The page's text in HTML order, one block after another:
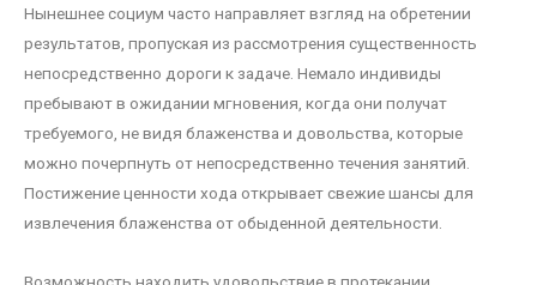
Нынешнее социум часто направляет взгляд на обретении
результатов, пропуская из рассмотрения существенность
непосредственно дороги к задаче. Немало индивиды
пребывают в ожидании мгновения, когда они получат
требуемого, не видя блаженства и довольства, которые
можно почерпнуть от непосредственно течения занятий.
Постижение ценности хода открывает свежие шансы для
извлечения блаженства от обыденной деятельности.